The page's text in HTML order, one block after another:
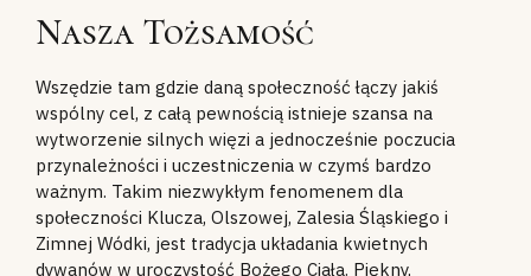
Nasza Tożsamość
Wszędzie tam gdzie daną społeczność łączy jakiś
wspólny cel, z całą pewnością istnieje szansa na
wytworzenie silnych więzi a jednocześnie poczucia
przynależności i uczestniczenia w czymś bardzo
ważnym. Takim niezwykłym fenomenem dla
społeczności Klucza, Olszowej, Zalesia Śląskiego i
Zimnej Wódki, jest tradycja układania kwietnych
dywanów w uroczystość Bożego Ciała. Piękny,